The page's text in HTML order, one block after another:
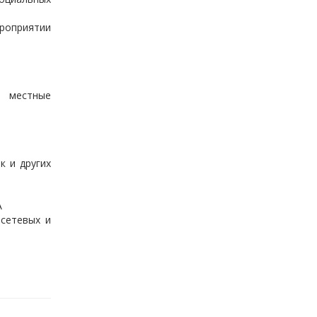
местные
и других
и